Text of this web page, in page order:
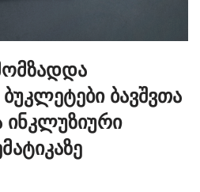
ბავშვთა
ინკლუზიური